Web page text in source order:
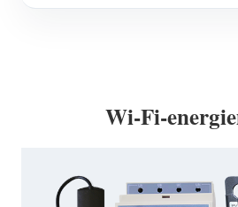
Wi-Fi-